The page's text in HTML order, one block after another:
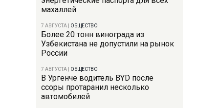
махаллей
7 АВГУСТА ОБЩЕСТВО
Более 20 тонн винограда из
Узбекистана не допустили на рынок
России
7 АВГУСТА ОБЩЕСТВО
В Ургенче водитель BYD после
ссоры протаранил несколько
автомобилей